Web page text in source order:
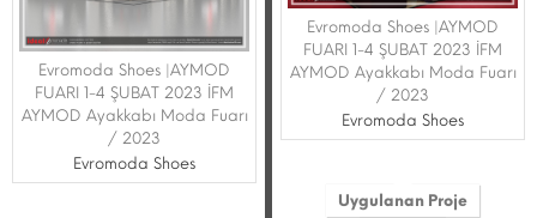
Evromoda Shoes |AYMOD
FUARI 1-4 ŞUBAT 2023 İFM
AYMOD Ayakkabı Moda Fuarı
/ 2023
Evromoda Shoes
Evromoda Shoes |AYMOD
FUARI 1-4 ŞUBAT 2023 İFM
AYMOD Ayakkabı Moda Fuarı
/ 2023
Evromoda Shoes
Uygulanan Proje